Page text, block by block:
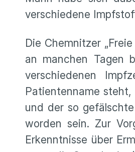
verschiedene
Die Chemnitzer
an manchen Tagen
verschiedenen
Patientenname
und der so
worden sein. Zur
Erkenntnisse über